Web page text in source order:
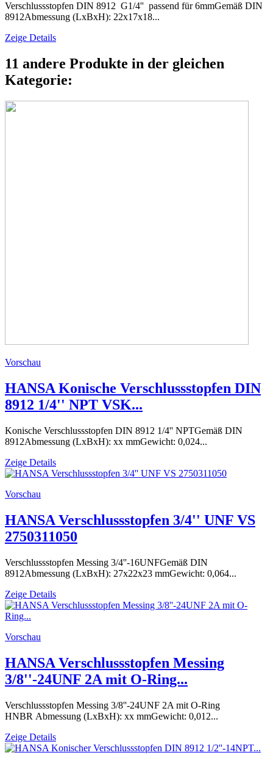
Verschlussstopfen DIN 8912 G1/4'' passend für 6mmGemäß DIN
8912Abmessung (LxBxH): 22x17x18...
Zeige Details
11 andere Produkte in der gleichen
Kategorie:
Vorschau
HANSA Konische Verschlussstopfen DIN
8912 1/4'' NPT VSK...
Konische Verschlussstopfen DIN 8912 1/4'' NPTGemäß DIN
8912Abmessung (LxBxH): xx mmGewicht: 0,024...
Zeige Details
Vorschau
HANSA Verschlussstopfen 3/4'' UNF VS
2750311050
Verschlussstopfen Messing 3/4''-16UNFGemäß DIN
8912Abmessung (LxBxH): 27x22x23 mmGewicht: 0,064...
Zeige Details
Vorschau
HANSA Verschlussstopfen Messing
3/8''-24UNF 2A mit O-Ring...
Verschlussstopfen Messing 3/8''-24UNF 2A mit O-Ring
HNBR Abmessung (LxBxH): xx mmGewicht: 0,012...
Zeige Details